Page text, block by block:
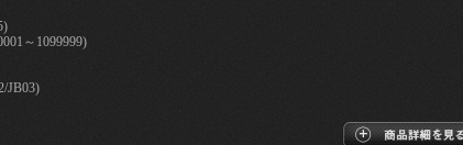
～1099999)
JB03)